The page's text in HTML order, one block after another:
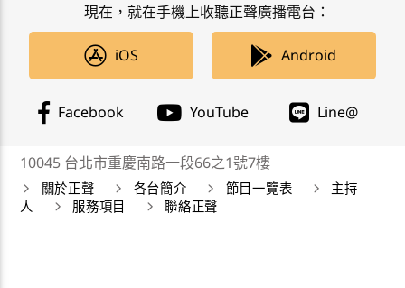
現在，就在手機上收聽正聲廣播電台：
iOS Android
Facebook YouTube Line@
10045 台北市重慶南路一段66之1號7樓
關於正聲
各台簡介 節目一覽表
主持
人
服務項目 聯絡正聲